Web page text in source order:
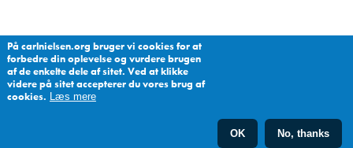
På carlnielsen.org bruger vi cookies for at
forbedre din oplevelse og vurdere brugen
af de enkelte dele af sitet. Ved at klikke
videre på sitet accepterer du vores brug af
cookies. Læs mere
OK No, thanks